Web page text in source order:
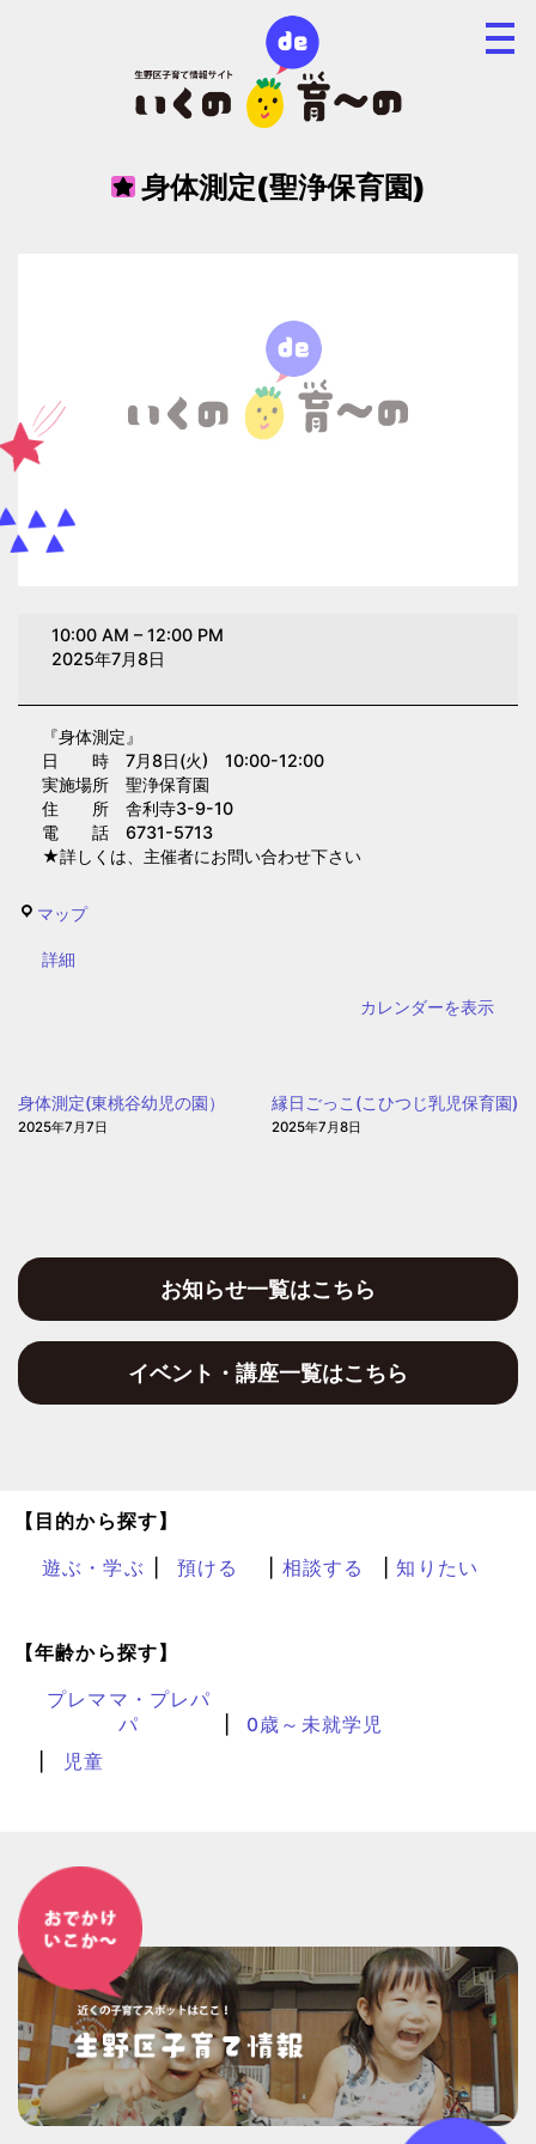
身体測定(聖浄保育園)
10:00 AM –12:00 PM
2025年7月8日
『身体測定』
日 時 7月8日(火) 10:00-12:00
実施場所 聖浄保育園
住 所 舎利寺3-9-10
電 話 6731-5713
★詳しくは、主催者にお問い合わせ下さい
マップ聖
{title}
詳細
カレンダーを表示
身体測定(東桃谷幼児の園）
2025年7月7日
縁日ごっこ(こひつじ乳児保育園)
2025年7月8日
お知らせ一覧はこちら
イベント・講座一覧はこちら
【目的から探す】
遊ぶ・学ぶ 預ける 相談する 知りたい
【年齢から探す】
プレママ・プレパ
パ
0歳～未就学児
児童